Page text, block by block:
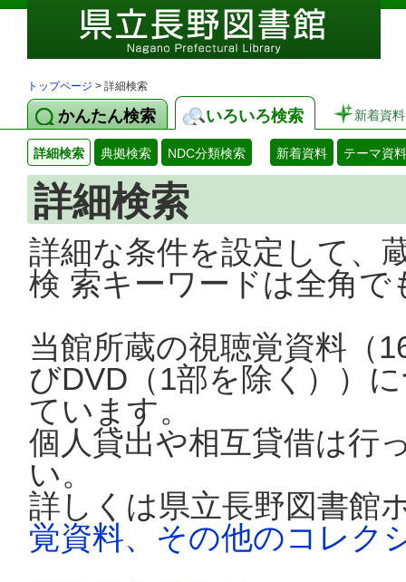
トップページ > 詳細検索
かんたん検索 いろいろ検索 新着資料
詳細検索 典拠検索 NDC分類検索 新着資料 テーマ資料
詳細検索
詳細な条件を設定して、
検 索キーワードは全角
当館所蔵の視聴覚資料（
びDVD（1部を除く））
ています。
個人貸出や相互貸借は行
い。
詳しくは県立長野図書館
覚資料、その他のコレク